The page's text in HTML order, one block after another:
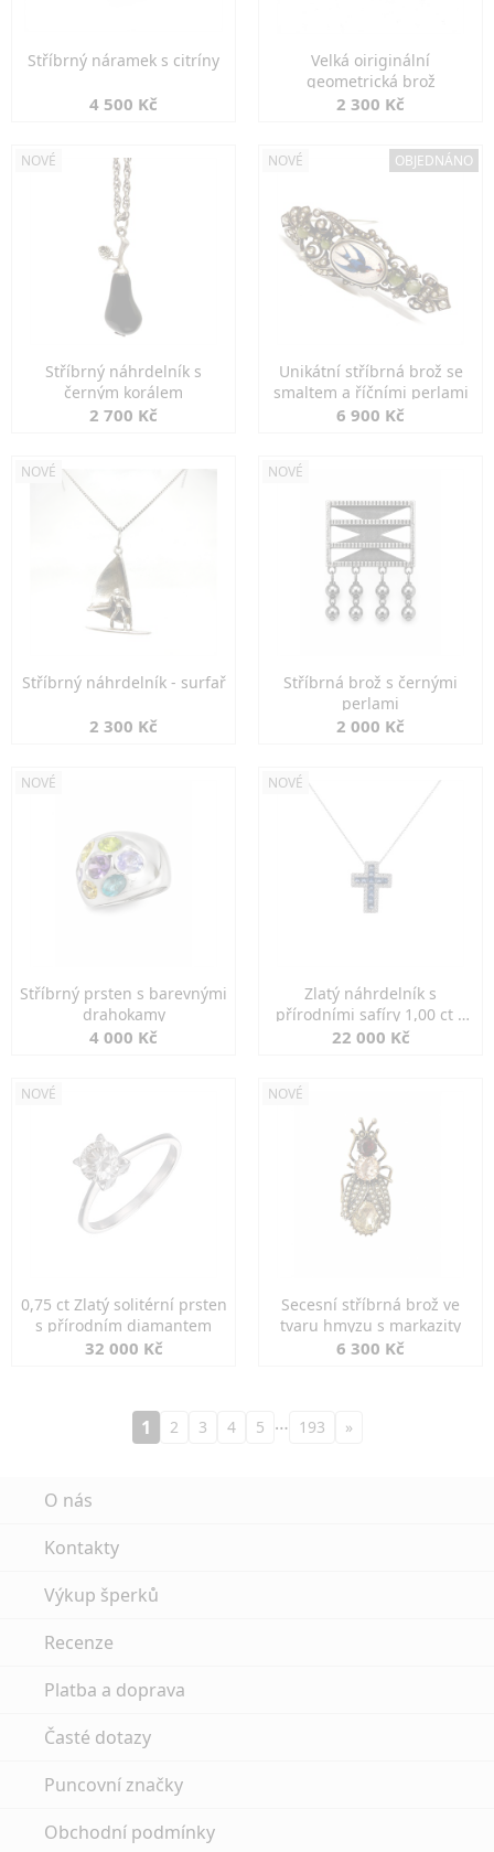
Stříbrný náramek s citríny
4 500 Kč
Velká oiriginální
geometrická brož
2 300 Kč
NOVÉ
Stříbrný náhrdelník s
černým korálem
2 700 Kč
NOVÉ OBJEDNÁNO
Unikátní stříbrná brož se
smaltem a říčními perlami
6 900 Kč
NOVÉ
Stříbrný náhrdelník - surfař
2 300 Kč
NOVÉ
Stříbrná brož s černými
perlami
2 000 Kč
NOVÉ
Stříbrný prsten s barevnými
drahokamy
4 000 Kč
NOVÉ
Zlatý náhrdelník s
přírodními safíry 1,00 ct a
diamanty
22 000 Kč
NOVÉ
0,75 ct Zlatý solitérní prsten
s přírodním diamantem
32 000 Kč
NOVÉ
Secesní stříbrná brož ve
tvaru hmyzu s markazity
6 300 Kč
1 2 3 4 5 … 193 »
O nás
Kontakty
Výkup šperků
Recenze
Platba a doprava
Časté dotazy
Puncovní značky
Obchodní podmínky